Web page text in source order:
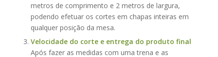
metros de comprimento e 2 metros de largura,
podendo efetuar os cortes em chapas inteiras em
qualquer posição da mesa.
Velocidade do corte e entrega do produto final
Após fazer as medidas com uma trena e as